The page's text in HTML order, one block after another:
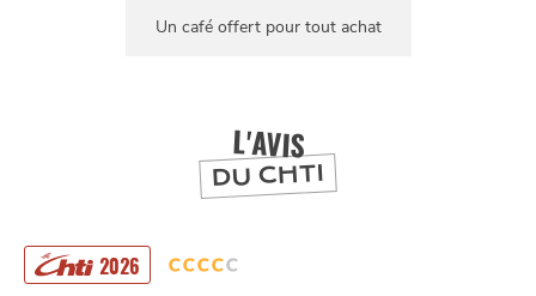
L'AVIS
DU CHTI
2026
Un café offert pour tout achat